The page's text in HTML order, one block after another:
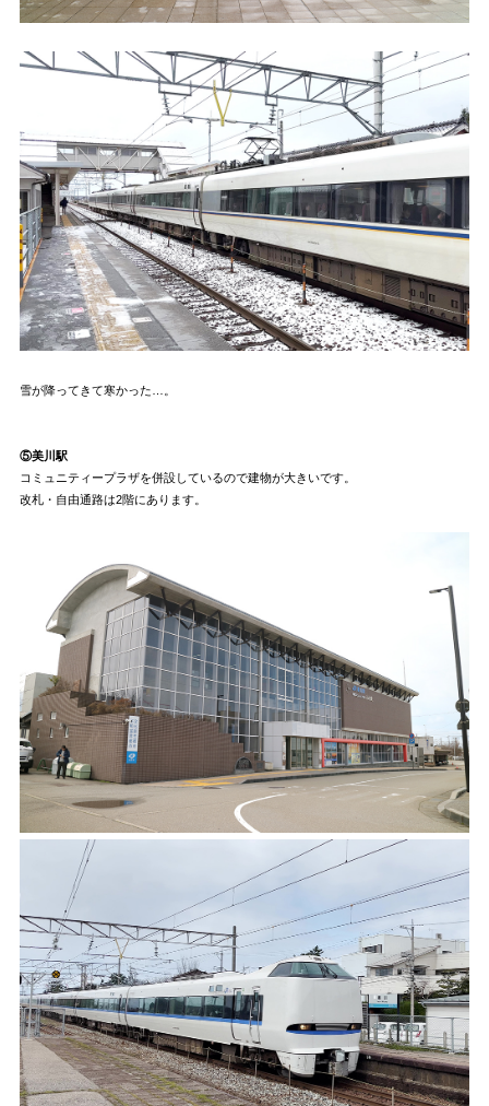
雪が降ってきて寒かった…。
⑤美川駅
コミュニティープラザを併設しているので建物が大きいです。
改札・自由通路は2階にあります。